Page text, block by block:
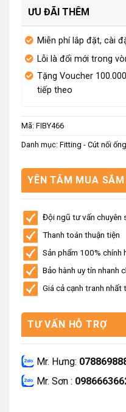
ƯU ĐÃI THÊM
Miễn phí lắp đặt, cài
Lỗi là đổi mới trong
Tặng Voucher
tiếp theo
Mã: FIBY466
Danh mục: Fitting - Cút nối ống
YÊN TÂM MUA
Đội ngũ tư vấn chuyên
Thanh toán thuận tiện
Sản phẩm 100% chính
Bảo hành uy tín nhanh
Giá cả cạnh tranh nhất
TƯ VẤN HỖ TRỢ
Mr. Hưng:
Mr. Sơn :